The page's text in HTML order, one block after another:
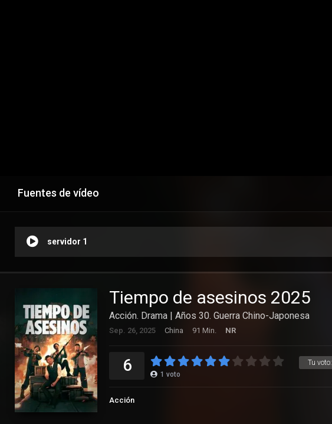
Fuentes de vídeo
servidor 1
Tiempo de asesinos 2025
Acción. Drama | Años 30. Guerra Chino-Japonesa
Sep. 26, 2025 China 91 Min. NR
Tu voto:
6 1 voto
Acción